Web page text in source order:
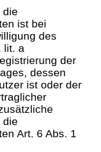
die
ist bei
des
lit. a
der
dessen
ist oder der
die
Art. 6 Abs. 1